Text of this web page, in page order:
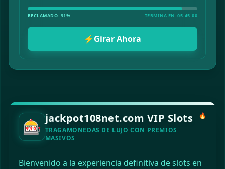
RECLAMADO: 91% TERMINA EN: 05:45:00
⚡Girar Ahora
🎰 jackpot108net.com VIP Slots
TRAGAMONEDAS DE LUJO CON PREMIOS
MASIVOS
🔥
Bienvenido a la experiencia definitiva de slots en